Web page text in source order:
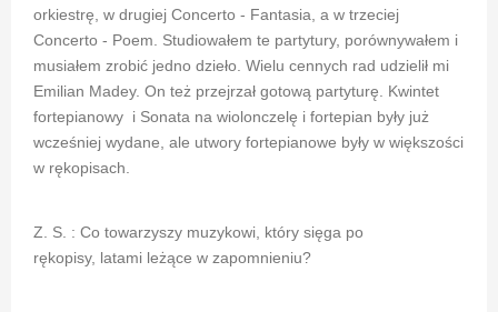
orkiestrę, w drugiej Concerto - Fantasia, a w trzeciej
Concerto - Poem. Studiowałem te partytury, porównywałem i
musiałem zrobić jedno dzieło. Wielu cennych rad udzielił mi
Emilian Madey. On też przejrzał gotową partyturę. Kwintet
fortepianowy i Sonata na wiolonczelę i fortepian były już
wcześniej wydane, ale utwory fortepianowe były w większości
w rękopisach.
Z. S. : Co towarzyszy muzykowi, który sięga po
rękopisy, latami leżące w zapomnieniu?